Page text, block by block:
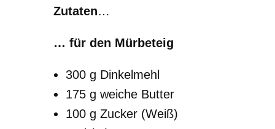
Zutaten…
… für den Mürbeteig
300 g Dinkelmehl
175 g weiche Butter
100 g Zucker (Weiß)